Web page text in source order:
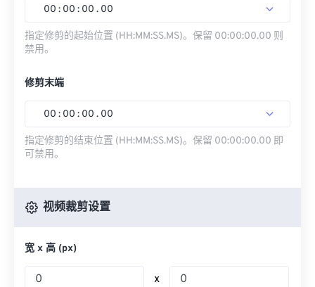
00 : 00 : 00 . 00
指定修剪的起始位置 (HH:MM:SS.MS)。保留 00:00:00.00 则
禁用。
修剪末端
00 : 00 : 00 . 00
指定修剪的结束位置 (HH:MM:SS.MS)。保留 00:00:00.00 即
可禁用。
视频裁剪设置
宽 x 高 (px)
x